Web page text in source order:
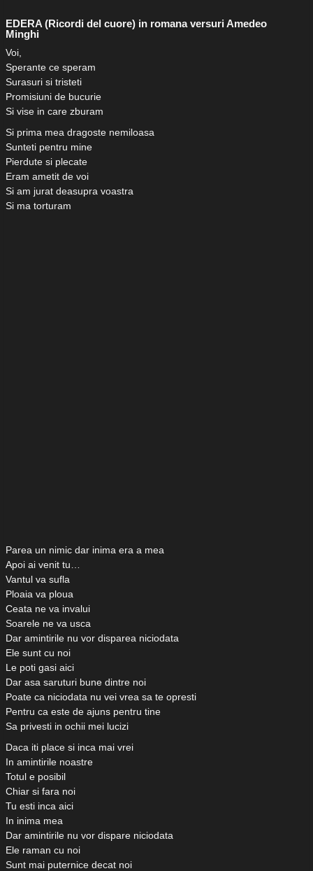
EDERA (Ricordi del cuore) in romana versuri Amedeo
Minghi
Voi,
Sperante ce speram
Surasuri si tristeti
Promisiuni de bucurie
Si vise in care zburam
Si prima mea dragoste nemiloasa
Sunteti pentru mine
Pierdute si plecate
Eram ametit de voi
Si am jurat deasupra voastra
Si ma torturam
Parea un nimic dar inima era a mea
Apoi ai venit tu…
Vantul va sufla
Ploaia va ploua
Ceata ne va invalui
Soarele ne va usca
Dar amintirile nu vor disparea niciodata
Ele sunt cu noi
Le poti gasi aici
Dar asa saruturi bune dintre noi
Poate ca niciodata nu vei vrea sa te opresti
Pentru ca este de ajuns pentru tine
Sa privesti in ochii mei lucizi
Daca iti place si inca mai vrei
In amintirile noastre
Totul e posibil
Chiar si fara noi
Tu esti inca aici
In inima mea
Dar amintirile nu vor dispare niciodata
Ele raman cu noi
Sunt mai puternice decat noi